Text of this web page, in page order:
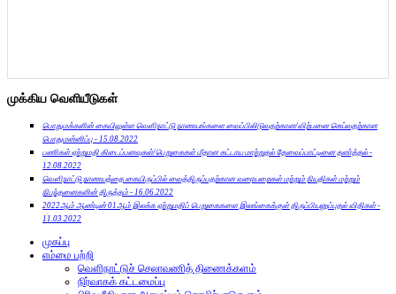
முக்கிய வெளியீடுகள்
பொதுமக்களின் கையிலுள்ள வௌிநாட்டு நாணயங்களை வைப்பிலிடுவதற்கான/விற்பனை செய்வதற்கான
பொதுமன்னிப்பு - 15.08.2022
பணிகள் ஏற்றுமதி கிடைப்பனவுகள்/பெறுகைகள் மீதான கட்டாய மாற்றுதல் தேவைப்பாட்டினை தளா்த்தல் -
12.08.2022
வௌிநாட்டு நாணயத்தை கையிருப்பில் வைத்திருப்பதற்கான வரையறைகள் மற்றும் நியதிகள் மற்றும்
நிபந்தனைகளின் திருத்தம் - 16.06.2022
2022ஆம் ஆண்டின் 01ஆம் இலக்க ஏற்றுமதிப் பெறுகைகளை இலங்கைக்குள் திருப்பியனுப்புதல் விதிகள் -
11.03.2022
முகப்பு
எம்மை பற்றி
வௌிநாட்டுச் செலாவணித் திணைக்களம்
நிர்வாகக் கட்டமைப்பு